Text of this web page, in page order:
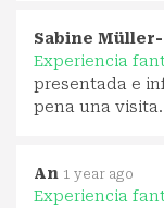
Sabine
Experiencia
presentada e
pena una visita.
An 1 year ago
Experiencia